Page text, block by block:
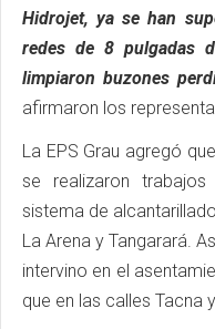
Hidrojet, ya se han
redes de 8 pulgadas
limpiaron buzones
afirmaron los
La EPS Grau agregó
se realizaron
sistema de
La Arena y Tangarará.
intervino en el
que en las calles Tacna